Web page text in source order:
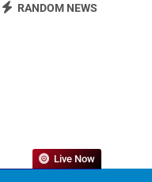
RANDOM NEWS
Live Now